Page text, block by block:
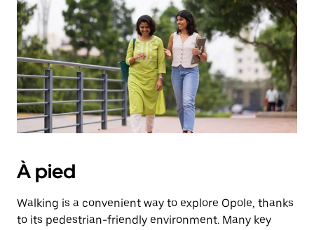
une
date.
Appuyez
sur
la
touche
d'échappement
pour
fermer
le
calendrier.
À pied
Walking is a convenient way to explore Opole, thanks
to its pedestrian-friendly environment. Many key